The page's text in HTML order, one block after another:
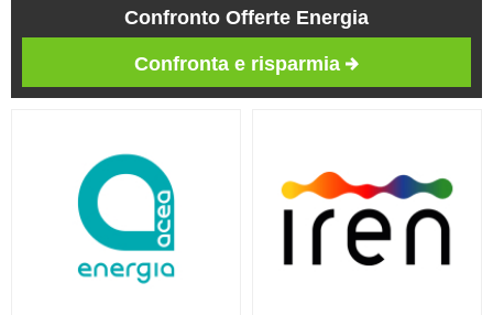
Confronto Offerte Energia
Confronta e risparmia